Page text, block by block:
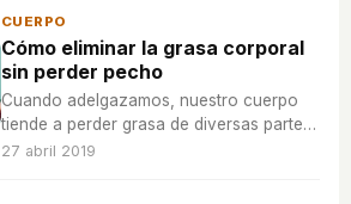
CUERPO
Cómo eliminar la grasa corporal
sin perder pecho
Cuando adelgazamos, nuestro cuerpo
tiende a perder grasa de diversas partes.
Una de ellas es la que nunca se quiere
27 abril 2019